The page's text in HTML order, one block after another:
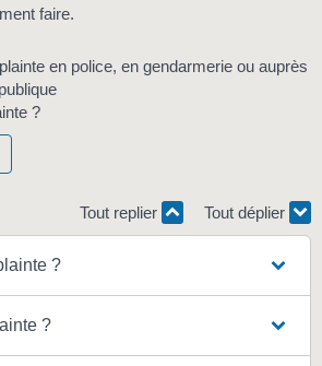
faire.
?
Tout replier Tout déplier
?
?